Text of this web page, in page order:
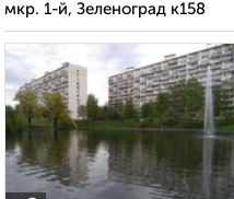
мкр. 1-й, Зеленоград к158